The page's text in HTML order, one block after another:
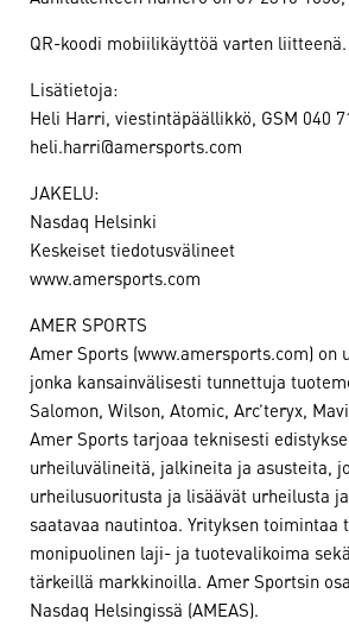
QR-koodi mobiilikäyttöä varten liitteenä.
Lisätietoja:
Heli Harri, viestintäpäällikkö, GSM 040
heli.harri@amersports.com
JAKELU:
Nasdaq Helsinki
Keskeiset tiedotusvälineet
www.amersports.com
AMER SPORTS
Amer Sports (www.amersports.com) on
jonka kansainvälisesti tunnettuja
Salomon, Wilson, Atomic, Arc’teryx,
Amer Sports tarjoaa teknisesti
urheiluvälineitä, jalkineita ja asusteita,
urheilusuoritusta ja lisäävät urheilusta
saatavaa nautintoa. Yrityksen toimintaa
monipuolinen laji- ja tuotevalikoima
tärkeillä markkinoilla. Amer Sportsin
Nasdaq Helsingissä (AMEAS).